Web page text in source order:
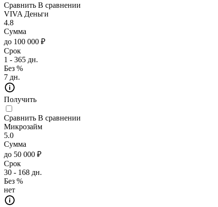
Сравнить В сравнении
VIVA Деньги
4.8
Сумма
до 100 000 ₽
Срок
1 - 365 дн.
Без %
7 дн.
Получить
Сравнить В сравнении
Микрозайм
5.0
Сумма
до 50 000 ₽
Срок
30 - 168 дн.
Без %
нет